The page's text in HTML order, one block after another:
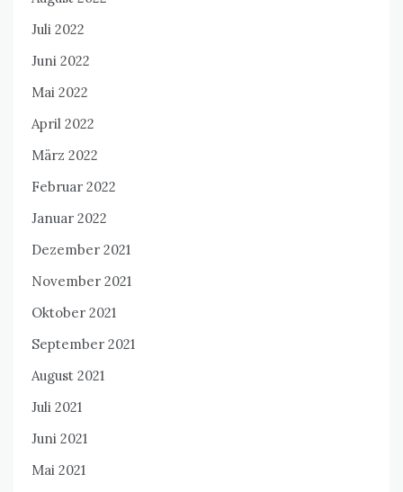
Juli 2022
Juni 2022
Mai 2022
April 2022
März 2022
Februar 2022
Januar 2022
Dezember 2021
November 2021
Oktober 2021
September 2021
August 2021
Juli 2021
Juni 2021
Mai 2021